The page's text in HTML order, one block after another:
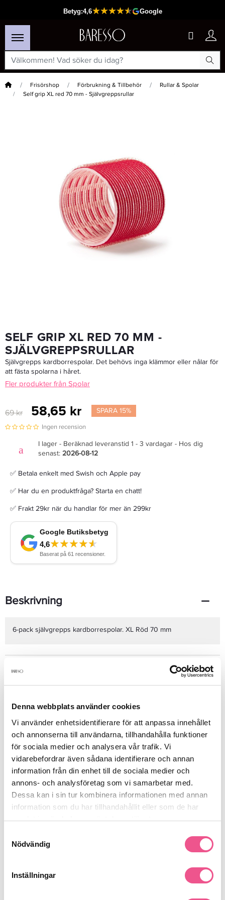
Denna webbplats använder cookies
Vi använder enhetsidentifierare för att anpassa innehållet
och annonserna till användarna, tillhandahålla funktioner
för sociala medier och analysera vår trafik. Vi
vidarebefordrar även sådana identifierare och annan
information från din enhet till de sociala medier och
annons- och analysföretag som vi samarbetar med.
Dessa kan i sin tur kombinera informationen med annan
information som du har tillhandahållit eller som de har
samlat in när du har använt deras tjänster.
Nödvändig
Inställningar
Hem Frisörshop Förbrukning & Tillbehör
Rullar & Spolar
Self grip XL red 70 mm - Självgreppsrullar
Hårklämmor Rubber Grip
SELF GRIP XL RED 70 MM -
SJÄLVGREPPSRULLAR
Självgrepps kardborrespolar. Det behövs inga klämmor eller nålar för
att fästa spolarna i håret.
Fler produkter från Spolar
69 kr 58,65 kr SPARA 15%
Ingen recension
I lager - Beräknad leveranstid 1 - 3 vardagar - Hos dig
senast: 2026-08-12
✅ Betala enkelt med Swish och Apple pay
✅ Har du en produktfråga? Starta en chatt!
✅ Frakt 29kr när du handlar för mer än 299kr
Beskrivning
6-pack självgrepps kardborrespolar. XL Röd 70 mm
Produktdetaljer
Recensioner
Finns i:
Frisörshop Förbrukning & Tillbehör Rullar & Spolar
Liknande produkter